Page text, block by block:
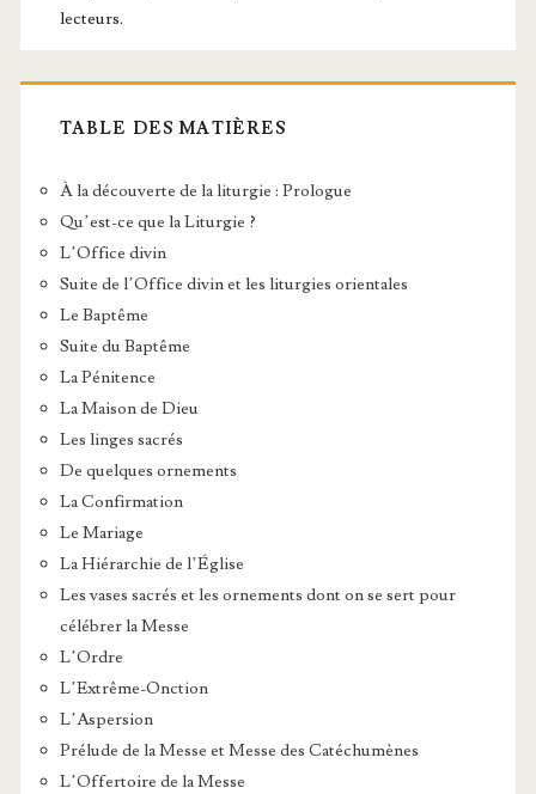
lecteurs.
TABLE DES MATIÈRES
À la découverte de la liturgie : Prologue
Qu’est-ce que la Liturgie ?
L’Office divin
Suite de l’Office divin et les liturgies orientales
Le Baptême
Suite du Baptême
La Pénitence
La Maison de Dieu
Les linges sacrés
De quelques ornements
La Confirmation
Le Mariage
La Hiérarchie de l’Église
Les vases sacrés et les ornements dont on se sert pour
célébrer la Messe
L’Ordre
L’Extrême-Onction
L’Aspersion
Prélude de la Messe et Messe des Catéchumènes
L’Offertoire de la Messe